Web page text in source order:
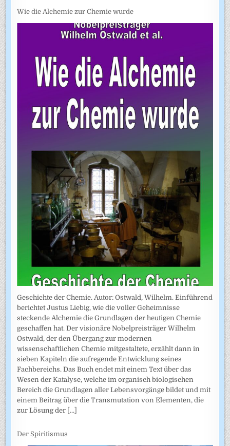
Wie die Alchemie zur Chemie wurde
Geschichte der Chemie. Autor: Ostwald, Wilhelm. Einführend
berichtet Justus Liebig, wie die voller Geheimnisse
steckende Alchemie die Grundlagen der heutigen Chemie
geschaffen hat. Der visionäre Nobelpreisträger Wilhelm
Ostwald, der den Übergang zur modernen
wissenschaftlichen Chemie mitgestaltete, erzählt dann in
sieben Kapiteln die aufregende Entwicklung seines
Fachbereichs. Das Buch endet mit einem Text über das
Wesen der Katalyse, welche im organisch biologischen
Bereich die Grundlagen aller Lebensvorgänge bildet und mit
einem Beitrag über die Transmutation von Elementen, die
zur Lösung der [...]
Der Spiritismus